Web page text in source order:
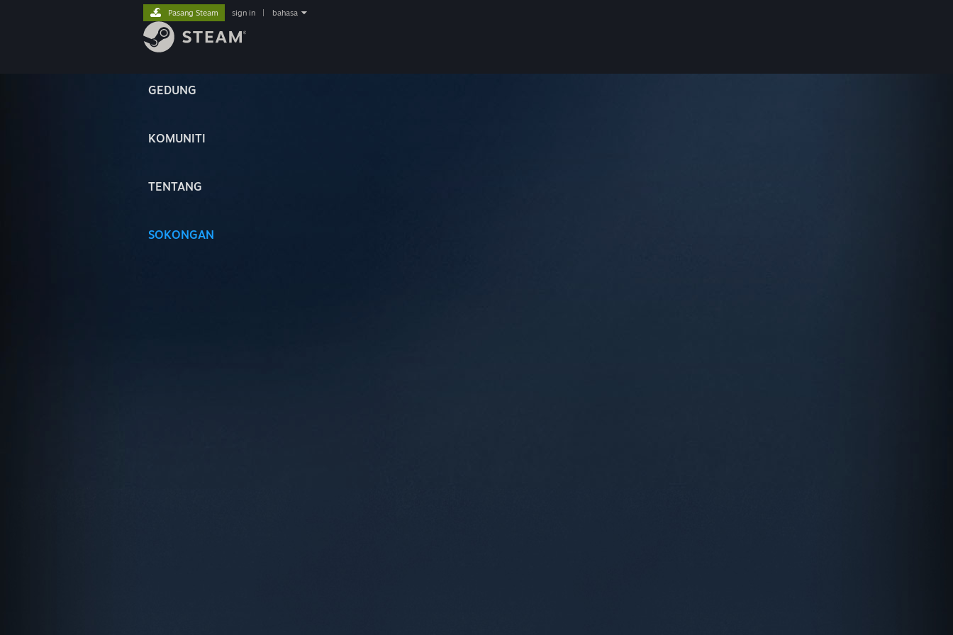
GEDUNG
KOMUNITI
TENTANG
SOKONGAN
Pasang Steam sign in bahasa